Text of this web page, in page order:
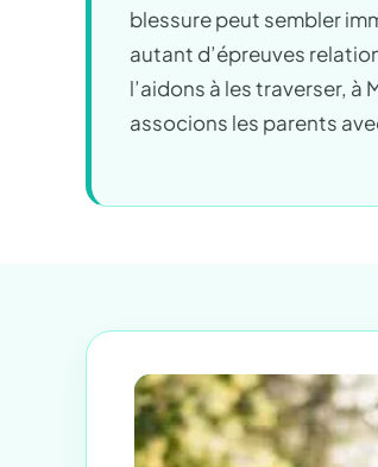
blessure peut sembler
autant d’épreuves
l’aidons à les traverser, à
associons les parents